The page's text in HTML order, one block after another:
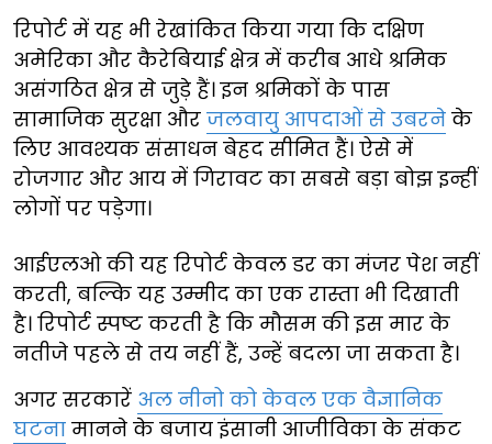
रिपोर्ट में यह भी रेखांकित किया गया कि दक्षिण
अमेरिका और कैरेबियाई क्षेत्र में करीब आधे श्रमिक
असंगठित क्षेत्र से जुड़े हैं। इन श्रमिकों के पास
सामाजिक सुरक्षा और जलवायु आपदाओं से उबरने के
लिए आवश्यक संसाधन बेहद सीमित हैं। ऐसे में
रोजगार और आय में गिरावट का सबसे बड़ा बोझ इन्हीं
लोगों पर पड़ेगा।
आईएलओ की यह रिपोर्ट केवल डर का मंजर पेश नहीं
करती, बल्कि यह उम्मीद का एक रास्ता भी दिखाती
है। रिपोर्ट स्पष्ट करती है कि मौसम की इस मार के
नतीजे पहले से तय नहीं हैं, उन्हें बदला जा सकता है।
अगर सरकारें अल नीनो को केवल एक वैज्ञानिक
घटना मानने के बजाय इंसानी आजीविका के संकट